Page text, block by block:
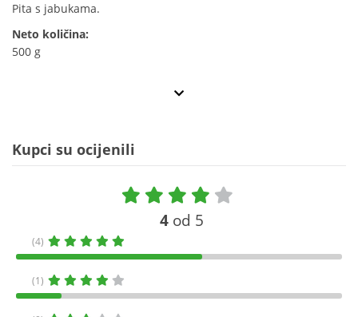
Pita s jabukama.
Neto količina:
500 g
Kupci su ocijenili
4 od 5
(4)
(1)